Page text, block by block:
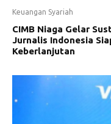
Keuangan Syariah
CIMB Niaga Gelar
Jurnalis Indonesia
Keberlanjutan